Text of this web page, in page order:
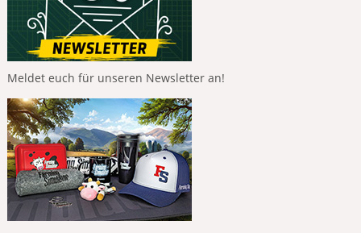
Meldet euch für unseren Newsletter an!